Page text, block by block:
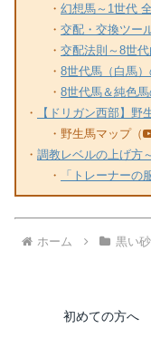
・ 幻想馬～1世代
・ 交配・交換ツー
・ 交配法則～8世
・ 8世代馬（白馬
・ 8世代馬＆純色
・
【ドリガン西部】野
・野生馬マップ（
・ 調教レベルの上げ方
・
「トレーナー
ホーム 黒い
初めての方へ